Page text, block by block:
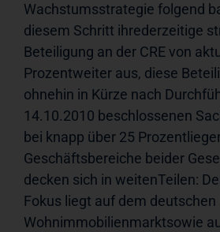
Wachstumsstrategie folgend
diesem Schritt ihrederzeitige
Beteiligung an der CRE von
Prozentweiter aus, diese
ohnehin in Kürze nach
14.10.2010 beschlossenen
bei knapp über 25
Geschäftsbereiche beider
decken sich in weitenTeilen:
Fokus liegt auf dem deutschen
Wohnimmobilienmarktsowie